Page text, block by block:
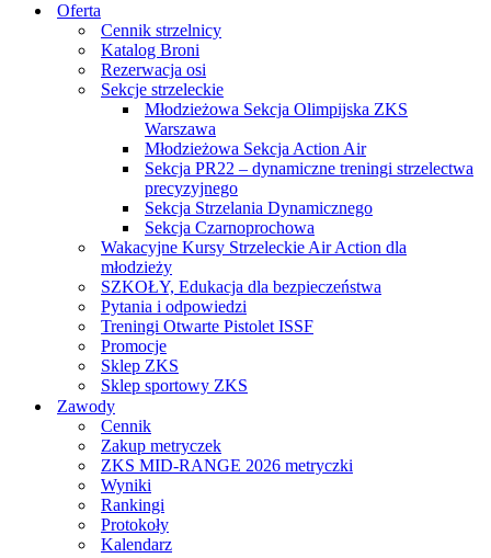
Oferta
Cennik strzelnicy
Katalog Broni
Rezerwacja osi
Sekcje strzeleckie
Młodzieżowa Sekcja Olimpijska ZKS
Warszawa
Młodzieżowa Sekcja Action Air
Sekcja PR22 – dynamiczne treningi strzelectwa
precyzyjnego
Sekcja Strzelania Dynamicznego
Sekcja Czarnoprochowa
Wakacyjne Kursy Strzeleckie Air Action dla
młodzieży
SZKOŁY, Edukacja dla bezpieczeństwa
Pytania i odpowiedzi
Treningi Otwarte Pistolet ISSF
Promocje
Sklep ZKS
Sklep sportowy ZKS
Zawody
Cennik
Zakup metryczek
ZKS MID-RANGE 2026 metryczki
Wyniki
Rankingi
Protokoły
Kalendarz